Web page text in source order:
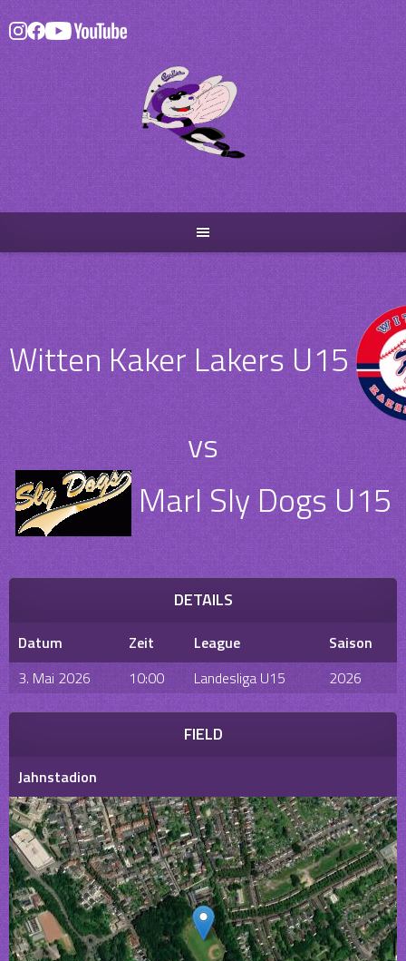
Skip
to
content
Witten Kaker Lakers U15
vs
Marl Sly Dogs U15
DETAILS
Datum Zeit League
Saison
3. Mai 2026
10:00 Landesliga U15 2026
FIELD
Jahnstadion